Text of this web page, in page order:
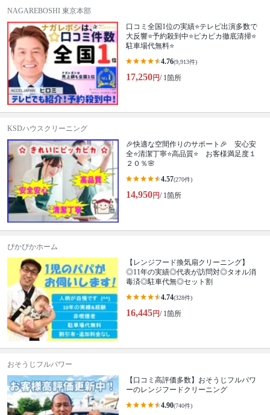
NAGAREBOSHI 東京本部
口コミ全国1位の実績⭐テレビ出演多数で
大反響⭐予約殺到中⭐ピカピカ徹底清掃⭐
駐車場代無料⭐
4.76(9,913件)
17,250円/ 1箇所
KSDハウスクリーニング
🎉快適な空間作りのサポート🎉 安心安
全⭐清潔丁寧⭐高品質⭐ お客様満足度１
２０％🌸
4.57(270件)
14,950円/ 1箇所
ぴかぴかホーム
【レンジフード換気扇クリーニング】
◎11年の実績◎代表が訪問対◎タオル消
毒済◎駐車代無◎セット割
4.74(328件)
16,445円/ 1箇所
おそうじフルパワー
【口コミ高評価多数】おそうじフルパワ
ーのレンジフードクリーニング
4.90(740件)